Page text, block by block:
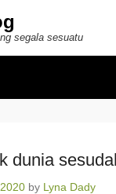
segala sesuatu
dunia
by Lyna Dady